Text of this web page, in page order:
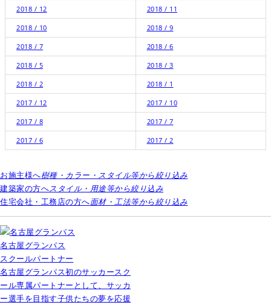
2018 / 12 2018 / 11
2018 / 10 2018 / 9
2018 / 7 2018 / 6
2018 / 5 2018 / 3
2018 / 2 2018 / 1
2017 / 12 2017 / 10
2017 / 8 2017 / 7
2017 / 6 2017 / 2
お施主様へ樹種・カラー・スタイル等から絞り込み
建築家の方へスタイル・用途等から絞り込み
住宅会社・工務店の方へ面材・工法等から絞り込み
名古屋グランパス
スクールパートナー
名古屋グランパス初のサッカースク
ール専属パートナーとして、サッカ
ー選手を目指す子供たちの夢を応援